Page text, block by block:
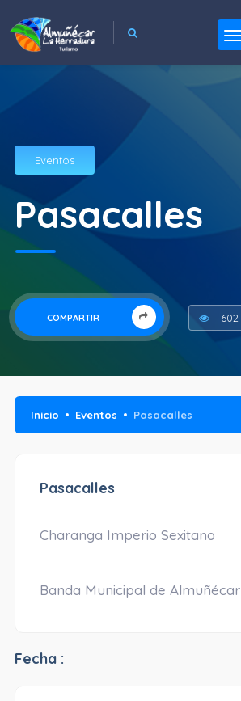
Eventos
Pasacalles
COMPARTIR 602
Inicio Eventos Pasacalles
Pasacalles
Charanga Imperio Sexitano
Banda Municipal de Almuñécar
Fecha :